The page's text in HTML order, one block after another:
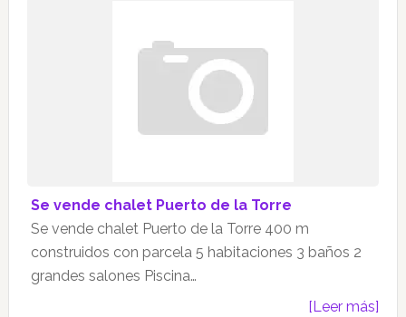
Se vende chalet Puerto de la Torre
Se vende chalet Puerto de la Torre 400 m
construidos con parcela 5 habitaciones 3 baños 2
grandes salones Piscina…
[Leer más]